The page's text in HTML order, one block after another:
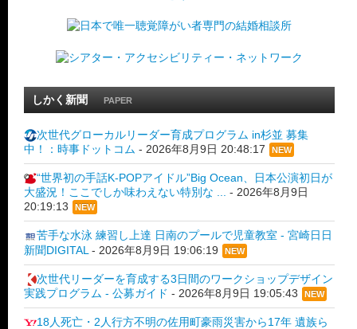
しかく新聞 PAPER
次世代グローカルリーダー育成プログラム in杉並 募集
中！：時事ドットコム - 2026年8月9日 20:48:17 NEW
“世界初の手話K-POPアイドル”Big Ocean、日本公演初日が
大盛況！ここでしか味わえない特別な ... - 2026年8月9日
20:19:13
NEW
苦手な水泳 練習し上達 日南のプールで児童教室 - 宮崎日日
新聞DIGITAL - 2026年8月9日 19:06:19 NEW
次世代リーダーを育成する3日間のワークショップデザイン
実践プログラム - 公募ガイド - 2026年8月9日 19:05:43 NEW
18人死亡・2人行方不明の佐用町豪雨災害から17年 遺族ら